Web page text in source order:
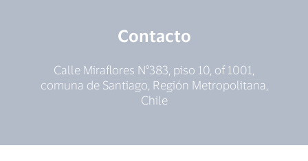
Contacto
Calle Miraflores N°383, piso 10, of 1001,
comuna de Santiago, Región Metropolitana,
Chile